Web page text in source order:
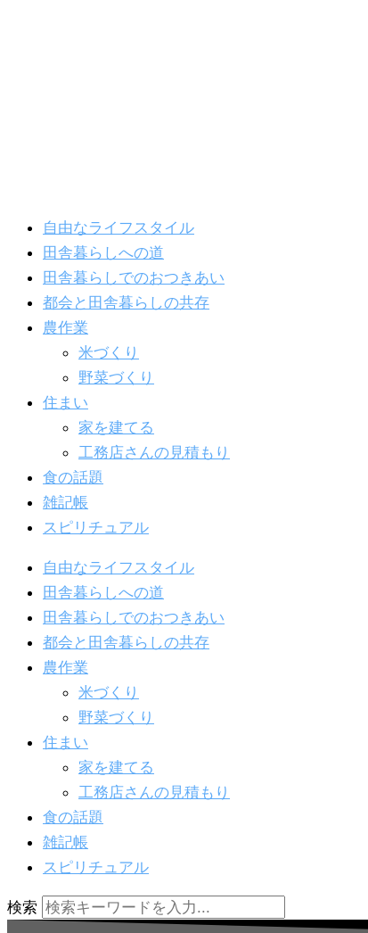
自由なライフスタイル
田舎暮らしへの道
田舎暮らしでのおつきあい
都会と田舎暮らしの共存
農作業
米づくり
野菜づくり
住まい
家を建てる
工務店さんの見積もり
食の話題
雑記帳
スピリチュアル
自由なライフスタイル
田舎暮らしへの道
田舎暮らしでのおつきあい
都会と田舎暮らしの共存
農作業
米づくり
野菜づくり
住まい
家を建てる
工務店さんの見積もり
食の話題
雑記帳
スピリチュアル
検索